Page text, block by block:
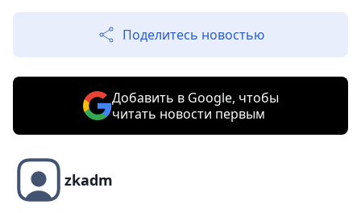
Поделитесь новостью
Добавить в Google, чтобы
читать новости первым
zkadm